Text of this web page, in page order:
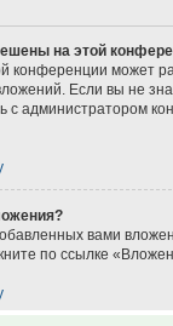
на этой
конференции может
Если вы не
с администратором
вами
по ссылке